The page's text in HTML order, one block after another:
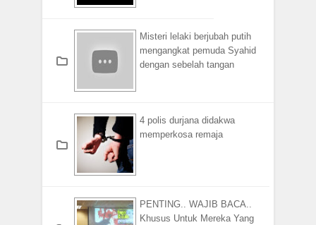
Misteri lelaki berjubah putih
mengangkat pemuda Syahid
dengan sebelah tangan
4 polis durjana didakwa
memperkosa remaja
PENTING.. WAJIB BACA..
Khusus Untuk Mereka Yang